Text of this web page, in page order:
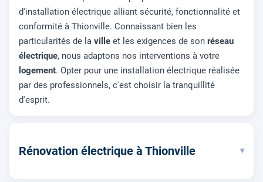
d'installation électrique alliant sécurité, fonctionnalité et
conformité à Thionville. Connaissant bien les
particularités de la ville et les exigences de son réseau
électrique, nous adaptons nos interventions à votre
logement. Opter pour une installation électrique réalisée
par des professionnels, c'est choisir la tranquillité
d'esprit.
Rénovation électrique à Thionville ▾